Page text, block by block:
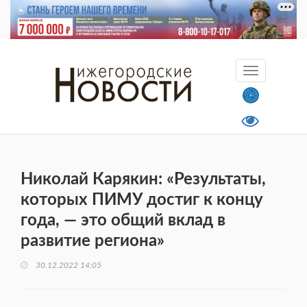
Николай Карякин: «Результаты,
которых ПИМУ достиг к концу
года, — это общий вклад в
развитие региона»
30.12.2022 14:05